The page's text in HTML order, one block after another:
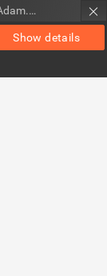
Show details
Perłowski, Adam. Red.